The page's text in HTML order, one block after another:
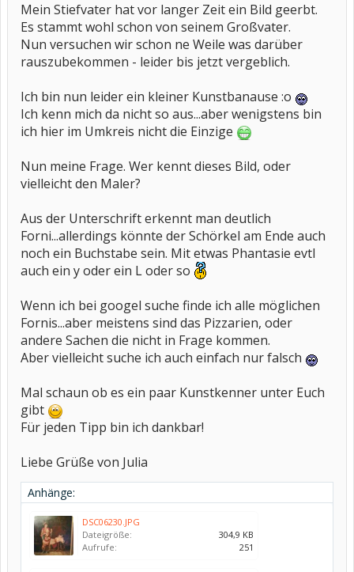
Mein Stiefvater hat vor langer Zeit ein Bild geerbt.
Es stammt wohl schon von seinem Großvater.
Nun versuchen wir schon ne Weile was darüber
rauszubekommen - leider bis jetzt vergeblich.
Ich bin nun leider ein kleiner Kunstbanause :o
Ich kenn mich da nicht so aus...aber wenigstens bin
ich hier im Umkreis nicht die Einzige
Nun meine Frage. Wer kennt dieses Bild, oder
vielleicht den Maler?
Aus der Unterschrift erkennt man deutlich
Forni...allerdings könnte der Schörkel am Ende auch
noch ein Buchstabe sein. Mit etwas Phantasie evtl
auch ein y oder ein L oder so
Wenn ich bei googel suche finde ich alle möglichen
Fornis...aber meistens sind das Pizzarien, oder
andere Sachen die nicht in Frage kommen.
Aber vielleicht suche ich auch einfach nur falsch
Mal schaun ob es ein paar Kunstkenner unter Euch
gibt
Für jeden Tipp bin ich dankbar!
Liebe Grüße von Julia
Anhänge:
DSC06230.JPG
Dateigröße:
304,9 KB
Aufrufe:
251